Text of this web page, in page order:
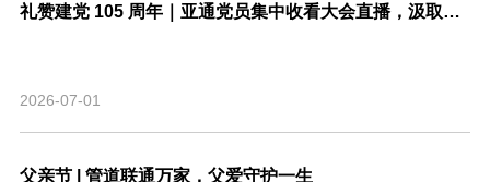
礼赞建党 105 周年｜亚通党员集中收看大会直播，汲取奋进力量
2026-07-01
父亲节 | 管道联通万家，父爱守护一生